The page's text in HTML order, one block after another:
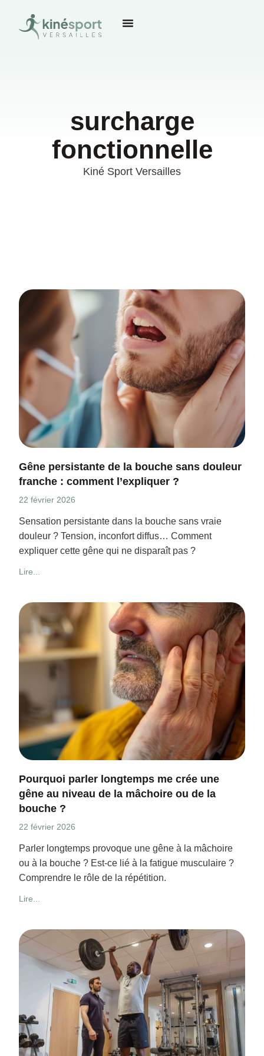
surcharge
fonctionnelle
Kiné Sport Versailles
Gêne persistante de la bouche sans douleur
franche : comment l’expliquer ?
22 février 2026
Sensation persistante dans la bouche sans vraie
douleur ? Tension, inconfort diffus… Comment
expliquer cette gêne qui ne disparaît pas ?
Lire...
Pourquoi parler longtemps me crée une
gêne au niveau de la mâchoire ou de la
bouche ?
22 février 2026
Parler longtemps provoque une gêne à la mâchoire
ou à la bouche ? Est-ce lié à la fatigue musculaire ?
Comprendre le rôle de la répétition.
Lire...